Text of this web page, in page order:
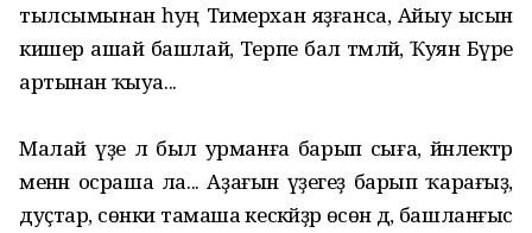
тылсымынан һуң Тимерхан яҙғанса, Айыу ысын
кишер ашай башлай, Терпе бал тәмләй, Ҡуян Бүре
артынан ҡыуа...
Малай үҙе лә был урманға барып сыға, йәнлектәр
менән осраша ла... Аҙағын үҙегеҙ барып ҡарағыҙ,
дуҫтар, сөнки тамаша кескәйҙәр өсөн дә, башланғыс